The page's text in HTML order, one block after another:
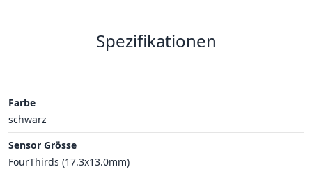
Spezifikationen
Farbe
schwarz
Sensor Grösse
FourThirds (17.3x13.0mm)